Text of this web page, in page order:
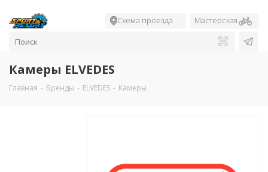
Схема проезда Мастерская
Камеры ELVEDES
Главная - Бренды - ELVEDES - Камеры